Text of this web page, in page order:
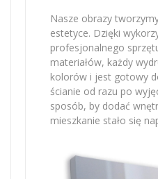
Nasze obrazy
estetyce. Dzięki
profesjonalnego
materiałów, każdy
kolorów i jest gotowy
ścianie od razu po
sposób, by dodać
mieszkanie stało się